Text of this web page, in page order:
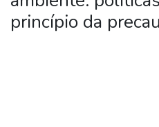
princípio da